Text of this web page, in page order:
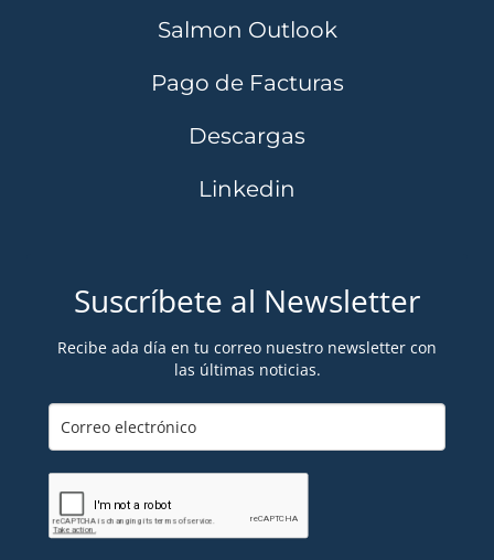
Salmon Outlook
Pago de Facturas
Descargas
Linkedin
Suscríbete al Newsletter
Recibe ada día en tu correo nuestro newsletter con
las últimas noticias.